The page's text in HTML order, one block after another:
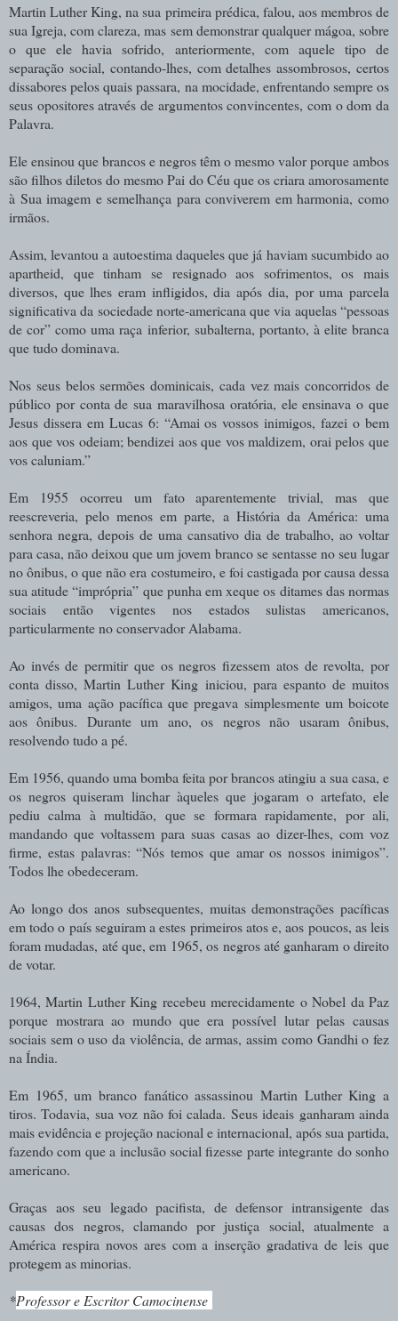
Martin Luther King, na sua primeira prédica, falou, aos membros de
sua Igreja, com clareza, mas sem demonstrar qualquer mágoa, sobre
o que ele havia sofrido, anteriormente, com aquele tipo de
separação social, contando-lhes, com detalhes assombrosos, certos
dissabores pelos quais passara, na mocidade, enfrentando sempre os
seus opositores através de argumentos convincentes, com o dom da
Palavra.
Ele ensinou que brancos e negros têm o mesmo valor porque ambos
são filhos diletos do mesmo Pai do Céu que os criara amorosamente
à Sua imagem e semelhança para conviverem em harmonia, como
irmãos.
Assim, levantou a autoestima daqueles que já haviam sucumbido ao
apartheid, que tinham se resignado aos sofrimentos, os mais
diversos, que lhes eram infligidos, dia após dia, por uma parcela
significativa da sociedade norte-americana que via aquelas “pessoas
de cor” como uma raça inferior, subalterna, portanto, à elite branca
que tudo dominava.
Nos seus belos sermões dominicais, cada vez mais concorridos de
público por conta de sua maravilhosa oratória, ele ensinava o que
Jesus dissera em Lucas 6: “Amai os vossos inimigos, fazei o bem
aos que vos odeiam; bendizei aos que vos maldizem, orai pelos que
vos caluniam.”
Em 1955 ocorreu um fato aparentemente trivial, mas que
reescreveria, pelo menos em parte, a História da América: uma
senhora negra, depois de uma cansativo dia de trabalho, ao voltar
para casa, não deixou que um jovem branco se sentasse no seu lugar
no ônibus, o que não era costumeiro, e foi castigada por causa dessa
sua atitude “imprópria” que punha em xeque os ditames das normas
sociais então vigentes nos estados sulistas americanos,
particularmente no conservador Alabama.
Ao invés de permitir que os negros fizessem atos de revolta, por
conta disso, Martin Luther King iniciou, para espanto de muitos
amigos, uma ação pacífica que pregava simplesmente um boicote
aos ônibus. Durante um ano, os negros não usaram ônibus,
resolvendo tudo a pé.
Em 1956, quando uma bomba feita por brancos atingiu a sua casa, e
os negros quiseram linchar àqueles que jogaram o artefato, ele
pediu calma à multidão, que se formara rapidamente, por ali,
mandando que voltassem para suas casas ao dizer-lhes, com voz
firme, estas palavras: “Nós temos que amar os nossos inimigos”.
Todos lhe obedeceram.
Ao longo dos anos subsequentes, muitas demonstrações pacíficas
em todo o país seguiram a estes primeiros atos e, aos poucos, as leis
foram mudadas, até que, em 1965, os negros até ganharam o direito
de votar.
1964, Martin Luther King recebeu merecidamente o Nobel da Paz
porque mostrara ao mundo que era possível lutar pelas causas
sociais sem o uso da violência, de armas, assim como Gandhi o fez
na Índia.
Em 1965, um branco fanático assassinou Martin Luther King a
tiros. Todavia, sua voz não foi calada. Seus ideais ganharam ainda
mais evidência e projeção nacional e internacional, após sua partida,
fazendo com que a inclusão social fizesse parte integrante do sonho
americano.
Graças aos seu legado pacifista, de defensor intransigente das
causas dos negros, clamando por justiça social, atualmente a
América respira novos ares com a inserção gradativa de leis que
protegem as minorias.
*Professor e Escritor Camocinense